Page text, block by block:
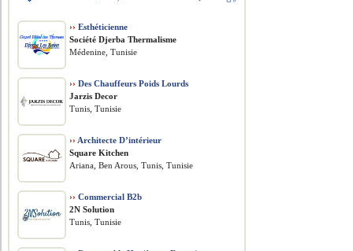
›› Esthéticienne
Société Djerba Thermalisme
Médenine, Tunisie
›› Des Chauffeurs Poids Lourds
Jarzis Decor
Tunis, Tunisie
›› Architecte D’intérieur
Square Kitchen
Ariana, Ben Arous, Tunis, Tunisie
›› Commercial B2b
2N Solution
Tunis, Tunisie